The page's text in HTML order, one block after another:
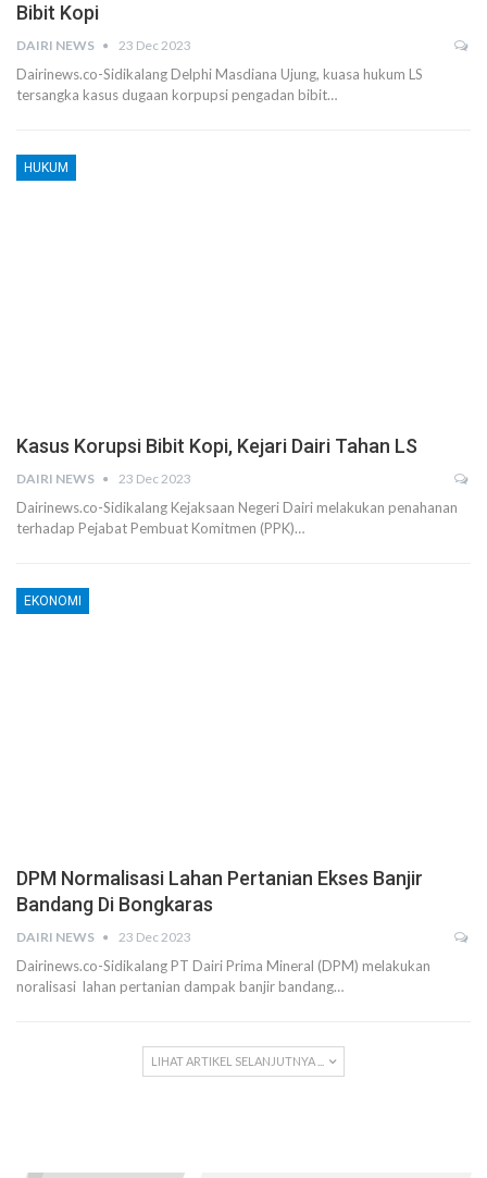
Bibit Kopi
DAIRI NEWS 23 Dec 2023
Dairinews.co-Sidikalang Delphi Masdiana Ujung, kuasa hukum LS
tersangka kasus dugaan korpupsi pengadan bibit…
HUKUM
Kasus Korupsi Bibit Kopi, Kejari Dairi Tahan LS
DAIRI NEWS 23 Dec 2023
Dairinews.co-Sidikalang Kejaksaan Negeri Dairi melakukan penahanan
terhadap Pejabat Pembuat Komitmen (PPK)…
EKONOMI
DPM Normalisasi Lahan Pertanian Ekses Banjir
Bandang Di Bongkaras
DAIRI NEWS 23 Dec 2023
Dairinews.co-Sidikalang PT Dairi Prima Mineral (DPM) melakukan
noralisasi lahan pertanian dampak banjir bandang…
LIHAT ARTIKEL SELANJUTNYA ...